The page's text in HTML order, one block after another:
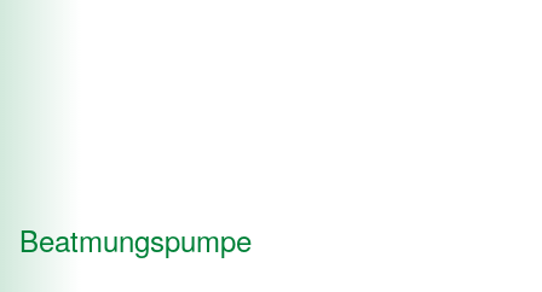
Beatmungspumpe